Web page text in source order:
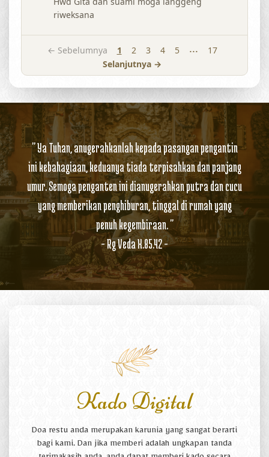
riweksana
← Sebelumnya 1 2 3 4 5 ...
17
Selanjutnya →
" Ya Tuhan, anugerahkanlah kepada pasangan pengantin
ini kebahagiaan, keduanya tiada terpisahkan dan panjang
umur. Semoga penganten ini dianugerahkan putra dan cucu
yang memberikan penghiburan, tinggal di rumah yang
penuh kegembiraan. "
- Rg Veda X.85.42 -
Kado Digital
Doa restu anda merupakan karunia yang sangat berarti
bagi kami. Dan jika memberi adalah ungkapan tanda